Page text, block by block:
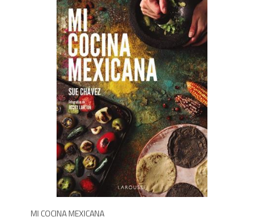
MI COCINA MEXICANA